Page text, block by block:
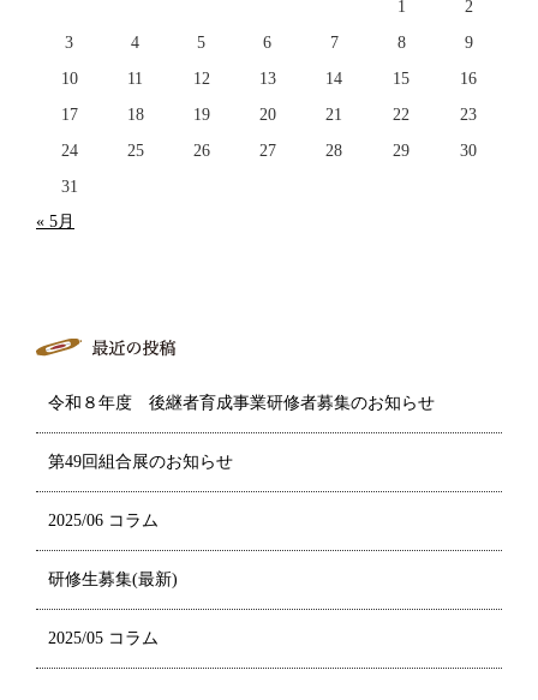
1
2
3
4 5 6 7 8
9
10
11 12 13 14 15
16
17
18 19 20 21 22
23
24
25 26 27 28 29
30
31
« 5月
令和８年度 後継者育成事業研修者募集のお知らせ
第49回組合展のお知らせ
2025/06 コラム
研修生募集(最新)
2025/05 コラム